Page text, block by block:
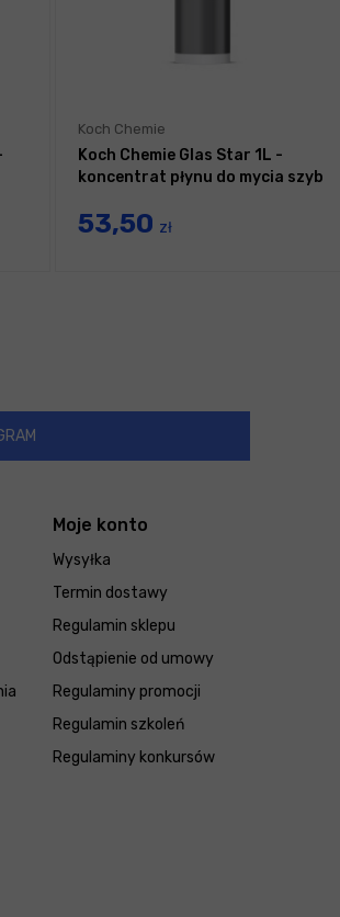
Koch Chemie
Koch Chemie Glas Star 1L -
koncentrat płynu do mycia szyb
53,50 zł
Moje konto
Wysyłka
Termin dostawy
Regulamin sklepu
Odstąpienie od umowy
Regulaminy promocji
Regulamin szkoleń
Regulaminy konkursów